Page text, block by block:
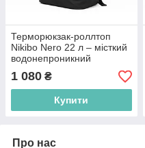
Терморюкзак-роллтоп
Nikibo Nero 22 л – місткий
водонепроникний
ізотермічний рюкзак для
подорожей та активного
відпочинку
1 080 ₴
Купити
Про нас